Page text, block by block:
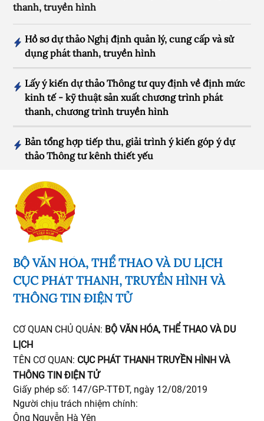
thanh, truyền hình
Hồ sơ dự thảo Nghị định quản lý, cung cấp và sử
dụng phát thanh, truyền hình
Lấy ý kiến dự thảo Thông tư quy định về định mức
kinh tế - kỹ thuật sản xuất chương trình phát
thanh, chương trình truyền hình
Bản tổng hợp tiếp thu, giải trình ý kiến góp ý dự
thảo Thông tư kênh thiết yếu
BỘ VĂN HÓA, THỂ THAO VÀ DU LỊCH
CỤC PHÁT THANH, TRUYỀN HÌNH VÀ
THÔNG TIN ĐIỆN TỬ
CƠ QUAN CHỦ QUẢN: BỘ VĂN HÓA, THỂ THAO VÀ DU
LỊCH
TÊN CƠ QUAN: CỤC PHÁT THANH TRUYỀN HÌNH VÀ
THÔNG TIN ĐIỆN TỬ
Giấy phép số: 147/GP-TTĐT, ngày 12/08/2019
Người chịu trách nhiệm chính:
Ông Nguyễn Hà Yên